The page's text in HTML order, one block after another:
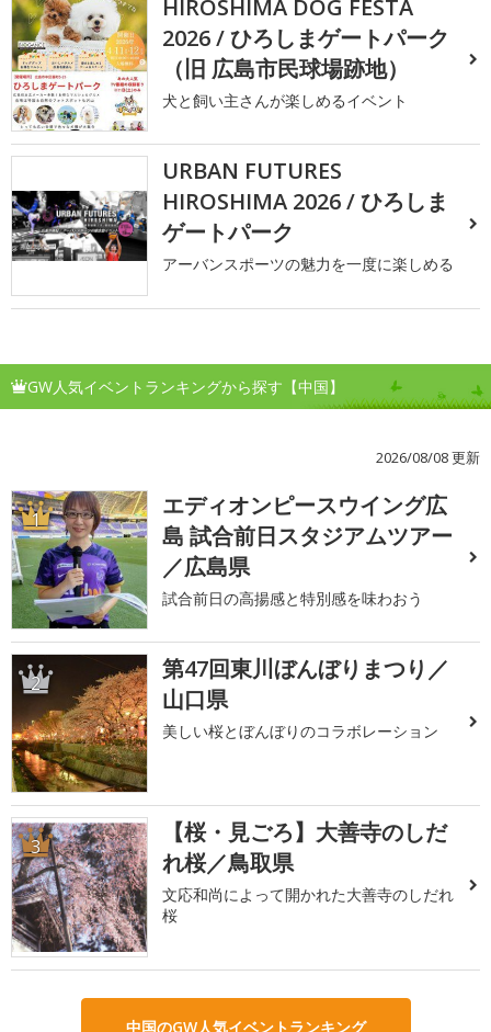
HIROSHIMA DOG FESTA
2026 / ひろしまゲートパーク
（旧 広島市民球場跡地）
犬と飼い主さんが楽しめるイベント
URBAN FUTURES
HIROSHIMA 2026 / ひろしま
ゲートパーク
アーバンスポーツの魅力を一度に楽しめる
GW人気イベントランキングから探す【中国】
2026/08/08 更新
1
エディオンピースウイング広
島 試合前日スタジアムツアー
／広島県
試合前日の高揚感と特別感を味わおう
2
第47回東川ぼんぼりまつり／
山口県
美しい桜とぼんぼりのコラボレーション
3
【桜・見ごろ】大善寺のしだ
れ桜／鳥取県
文応和尚によって開かれた大善寺のしだれ
桜
中国のGW人気イベントランキング